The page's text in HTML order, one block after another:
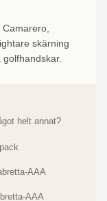
skärning
helt annat?
AAA
AAA